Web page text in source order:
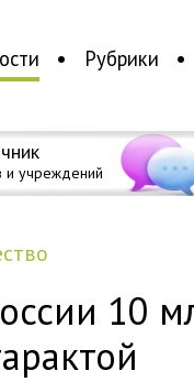
Рубрики
и учреждений
10